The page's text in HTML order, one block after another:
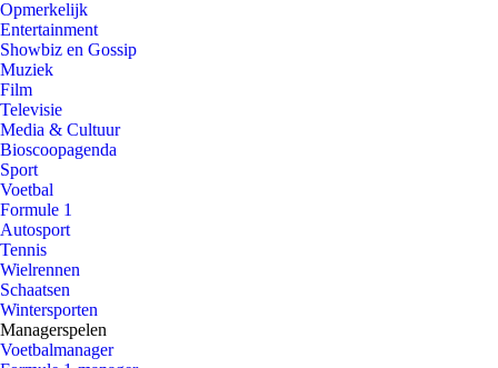
Opmerkelijk
Entertainment
Showbiz en Gossip
Muziek
Film
Televisie
Media & Cultuur
Bioscoopagenda
Sport
Voetbal
Formule 1
Autosport
Tennis
Wielrennen
Schaatsen
Wintersporten
Managerspelen
Voetbalmanager